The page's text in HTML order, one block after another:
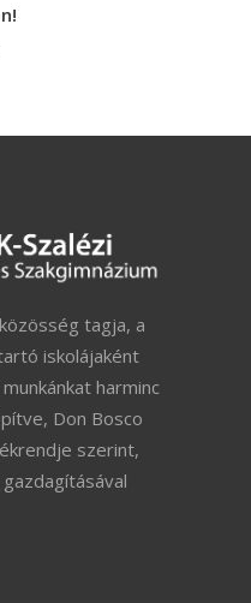
tagja, a
iskolájaként
harminc
Don Bosco
szerint,